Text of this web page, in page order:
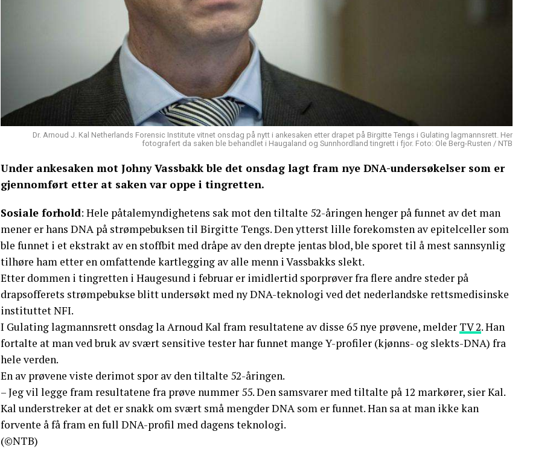
Dr. Arnoud J. Kal Netherlands Forensic Institute vitnet onsdag på nytt i ankesaken etter drapet på Birgitte Tengs i Gulating lagmannsrett. Her
fotografert da saken ble behandlet i Haugaland og Sunnhordland tingrett i fjor. Foto: Ole Berg-Rusten / NTB
Under ankesaken mot Johny Vassbakk ble det onsdag lagt fram nye DNA-undersøkelser som er
gjennomført etter at saken var oppe i tingretten.
Sosiale forhold: Hele påtalemyndighetens sak mot den tiltalte 52-åringen henger på funnet av det man
mener er hans DNA på strømpebuksen til Birgitte Tengs. Den ytterst lille forekomsten av epitelceller som
ble funnet i et ekstrakt av en stoffbit med dråpe av den drepte jentas blod, ble sporet til å mest sannsynlig
tilhøre ham etter en omfattende kartlegging av alle menn i Vassbakks slekt.
Etter dommen i tingretten i Haugesund i februar er imidlertid sporprøver fra flere andre steder på
drapsofferets strømpebukse blitt undersøkt med ny DNA-teknologi ved det nederlandske rettsmedisinske
instituttet NFI.
I Gulating lagmannsrett onsdag la Arnoud Kal fram resultatene av disse 65 nye prøvene, melder TV 2. Han
fortalte at man ved bruk av svært sensitive tester har funnet mange Y-profiler (kjønns- og slekts-DNA) fra
hele verden.
En av prøvene viste derimot spor av den tiltalte 52-åringen.
– Jeg vil legge fram resultatene fra prøve nummer 55. Den samsvarer med tiltalte på 12 markører, sier Kal.
Kal understreker at det er snakk om svært små mengder DNA som er funnet. Han sa at man ikke kan
forvente å få fram en full DNA-profil med dagens teknologi.
(©NTB)